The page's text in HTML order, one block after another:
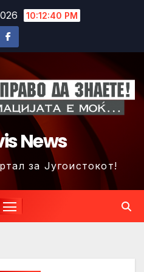
10:12:42 PM
News
за Југоистокот!